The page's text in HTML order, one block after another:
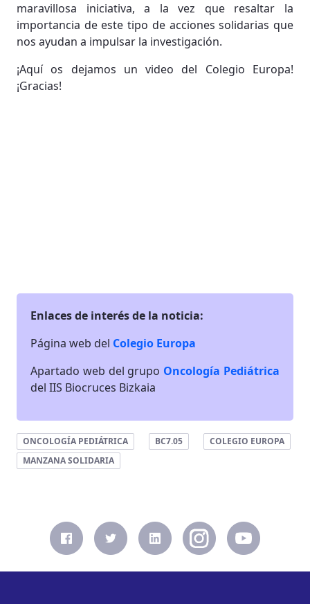
maravillosa iniciativa, a la vez que resaltar la
importancia de este tipo de acciones solidarias que
nos ayudan a impulsar la investigación.
¡Aquí os dejamos un video del Colegio Europa!
¡Gracias!
Enlaces de interés de la noticia:
Página web del Colegio Europa
Apartado web del grupo Oncología Pediátrica
del IIS Biocruces Bizkaia
ONCOLOGÍA PEDIÁTRICA BC7.05
COLEGIO EUROPA
MANZANA SOLIDARIA